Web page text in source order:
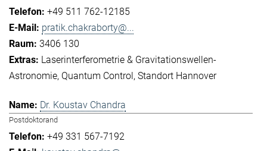
+49 511 762-12185
pratik.chakraborty@...
3406 130
Laserinterferometrie & Gravitationswellen-
Astronomie Quantum Control Standort Hannover
Dr. Koustav Chandra
Postdoktorand
+49 331 567-7192